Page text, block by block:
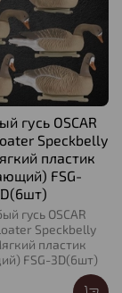
гусь OSCAR
Speckbelly
пластик
FSG-
гусь OSCAR
Speckbelly
пластик
FSG-3D(6шт)